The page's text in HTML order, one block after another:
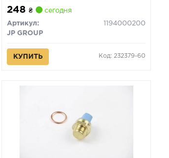
248₴ сегодня
Артикул:
1194000200
JP GROUP
КУПИТЬ Код: 232379-60